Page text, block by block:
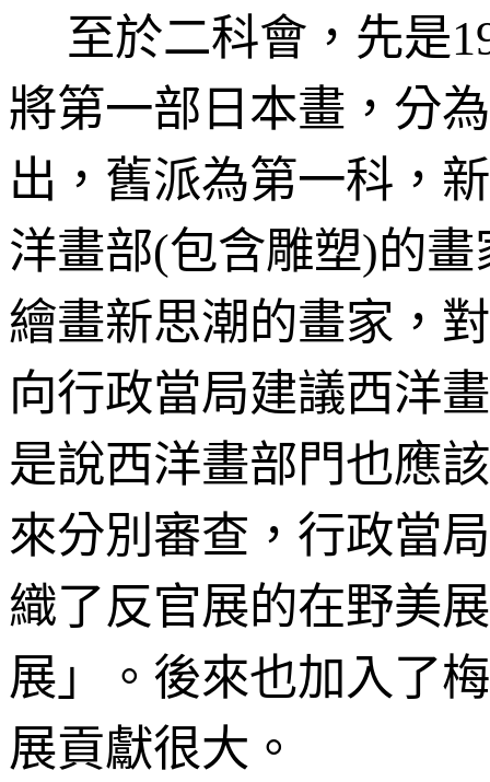
至於二科會， 先是
將第一部日本畫，分
出，舊派為第一科，
洋畫部(包含雕塑)的
繪畫新思潮的畫家，
向行政當局建議西洋
是說西洋畫部門也應
來分別審查，行政當
織了反官展的在野美
展」。後來也加入了
展貢獻很大。